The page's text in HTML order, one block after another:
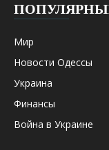
Мир
Новости Одессы
Украина
Финансы
Война в Украине